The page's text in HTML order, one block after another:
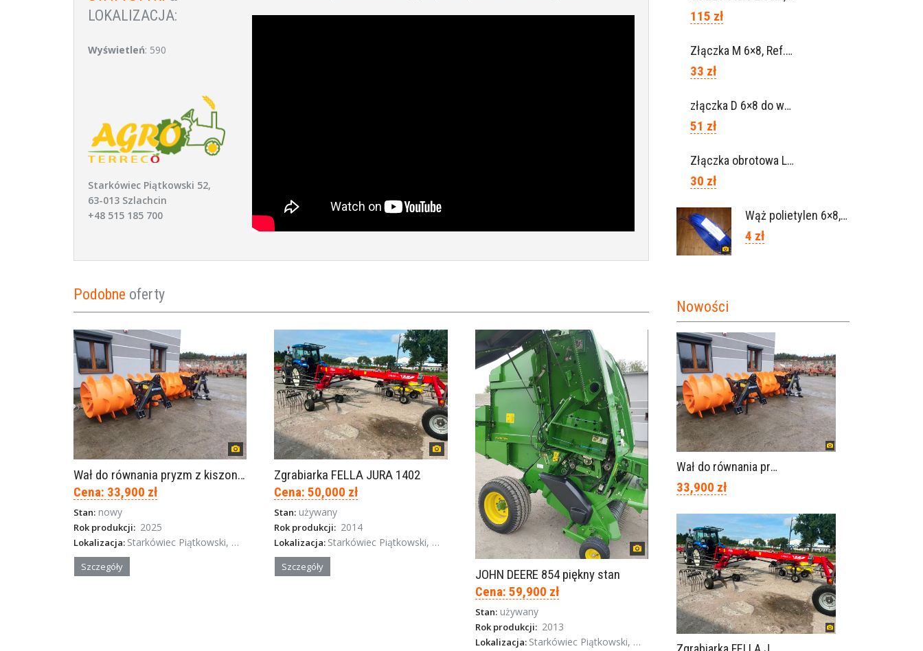
LOKALIZACJA:
Wyświetleń: 590
Starkówiec Piątkowski 52,
63-013 Szlachcin
+48 515 185 700
Podobne oferty
Wał do równania pryzm z kiszonką -TORNADO-SPAWEX
Cena: 33,900 zł
Stan: nowy
Rok produkcji: 2025
Lokalizacja: Starkówiec Piątkowski, Wielkopolska
Szczegóły
Zgrabiarka FELLA JURA 1402
Cena: 50,000 zł
Stan: używany
Rok produkcji: 2014
Lokalizacja: Starkówiec Piątkowski, Wielkopolska
Szczegóły
JOHN DEERE 854 piękny stan
Cena: 59,900 zł
Stan:używany
Rok produkcji: 2013
Lokalizacja: Starkówiec Piątkowski, Wielkopolska
115 zł
Złączka M 6×8, Ref. 0115.0102
33 zł
złączka D 6×8 do węża, Ref. 0113.0106
51 zł
Złączka obrotowa Lisam do węża 6×8 / Ref. 0160.0100
30 zł
Wąż polietylen 6×8, Ref.0120.0203
4 zł
Nowości
Wał do równania pryzm z kiszonką -TORNADO-SPAWEX
33,900 zł